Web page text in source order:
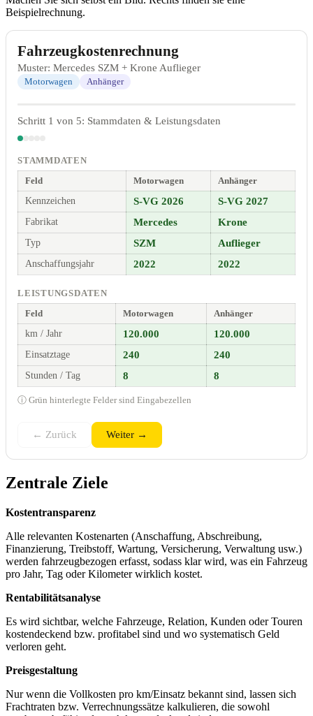
Beispielrechnung.
Fahrzeugkostenrechnung
Muster: Mercedes SZM + Krone Auflieger
Motorwagen Anhänger
Schritt 1 von 5: Stammdaten & Leistungsdaten
STAMMDATEN
Feld
Motorwagen
Anhänger
Kennzeichen
S-VG 2026 S-VG 2027
Fabrikat Mercedes Krone
Typ SZM Auflieger
Anschaffungsjahr 2022 2022
LEISTUNGSDATEN
Feld
Motorwagen
Anhänger
km / Jahr
120.000 120.000
Einsatztage 240 240
Stunden / Tag 8 8
ⓘ Grün hinterlegte Felder sind Eingabezellen
← Zurück Weiter →
Zentrale Ziele
Kostentransparenz
Alle relevanten Kostenarten (Anschaffung, Abschreibung,
Finanzierung, Treibstoff, Wartung, Versicherung, Verwaltung usw.)
werden fahrzeugbezogen erfasst, sodass klar wird, was ein Fahrzeug
pro Jahr, Tag oder Kilometer wirklich kostet.
Rentabilitätsanalyse
Es wird sichtbar, welche Fahrzeuge, Relation, Kunden oder Touren
kostendeckend bzw. profitabel sind und wo systematisch Geld
verloren geht.
Preisgestaltung
Nur wenn die Vollkosten pro km/Einsatz bekannt sind, lassen sich
Frachtraten bzw. Verrechnungssätze kalkulieren, die sowohl